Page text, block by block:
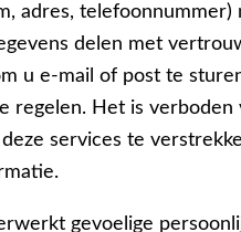
adres,
delen met
u e-mail of post te
regelen. Het is
services te
gevoelige